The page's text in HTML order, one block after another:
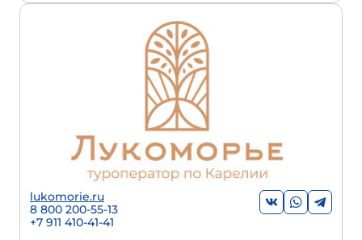
lukomorie.ru
8 800 200-55-13
+7 911 410-41-41